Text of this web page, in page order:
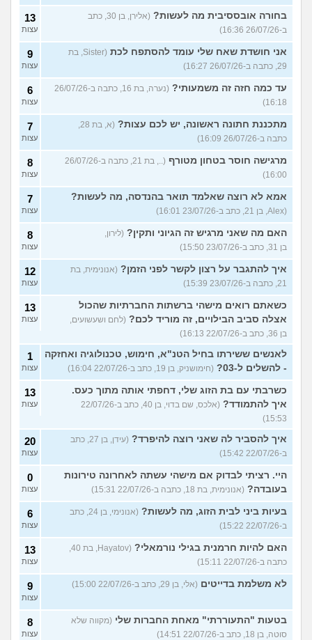
בחורה אובססיבית מה לעשות?
(אלירן, בן 30, כתב
ב-26/07/26 16:36)
13
עצות
אני חושדת שאח שלי עומד להסתפח לכת
(Sister, בת
29, כתבה ב-26/07/26 16:27)
9
עצות
עד כמה חזה זה משמעותי?
(נערה, בת 16, כתבה ב-26/07/26
16:18)
6
עצות
מתכננת חתונה ראשונה, יש לכם עצות?
כתבה ב-26/07/26 16:09)
7
עצות
מרגישה חוסר בטחון מטורף
(.., בת 21, כתבה ב-26/07/26
16:00)
8
עצות
אמא לא רוצה שאלמד תואר בהנדסה, מה לעשות?
(Alex, בן 21, כתב ב-23/07/26 16:01)
7
עצות
האם מה שאני מרגיש זה הגיוני ותקין? (לירון,
בן 31, כתב ב-23/07/26 15:50)
8
עצות
איך להתגבר על רצון לקשר לפני הזמן? (אנונימית, בת
21, כתבה ב-23/07/26 15:39)
12
עצות
כשאתם רואים מישהי ברשתות החברתיות שהכול
אצלה סביב הבילויים, זה מוריד לכם? (לחם ושעשועים,
בן 36, כתב ב-22/07/26 16:13)
13
עצות
לאנשים ששירתו בחיל הטנ"א, חימוש, טכנולוגיה ואחזקה
- להשלים ל-03?
(חימושניק, בן 19, כתב ב-22/07/26 16:04)
1
עצות
כשרבתי עם בת הזוג שלי, דחפתי אותה מתוך כעס.
איך להתמודד?
(אלכס, שם בדוי, בן 40, כתב ב-22/07/26
15:53)
13
עצות
איך להסביר לה שאני רוצה להיפרד?
(עידן, בן 27, כתב
ב-22/07/26 15:42)
20
עצות
היי. רציתי לבדוק אם מישהי עשתה לאחרונה טירונות
בעובדה? (אנונימית, בת 18, כתבה ב-22/07/26 15:31)
0
עצות
בעיות ביני לבית הזוג, מה לעשות?
(אנונימי, בן 24, כתב
ב-22/07/26 15:22)
6
עצות
האם להיות חרמנית בגילי נורמאלי?
כתבה ב-22/07/26 15:11)
13
עצות
לא משלמת בדייטים (אלי, בן 29, כתב ב-22/07/26 15:00) 9
עצות
בטעות "התעוררתי" מאחת החברות שלי (מקווה שלא
סוטה, בן 18, כתב ב-22/07/26 14:51)
8
עצות